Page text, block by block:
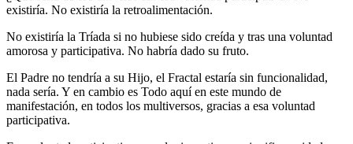
existiría. No existiría la retroalimentación.
No existiría la Tríada si no hubiese sido creída y tras una voluntad
amorosa y participativa. No habría dado su fruto.
El Padre no tendría a su Hijo, el Fractal estaría sin funcionalidad,
nada sería. Y en cambio es Todo aquí en este mundo de
manifestación, en todos los multiversos, gracias a esa voluntad
participativa.